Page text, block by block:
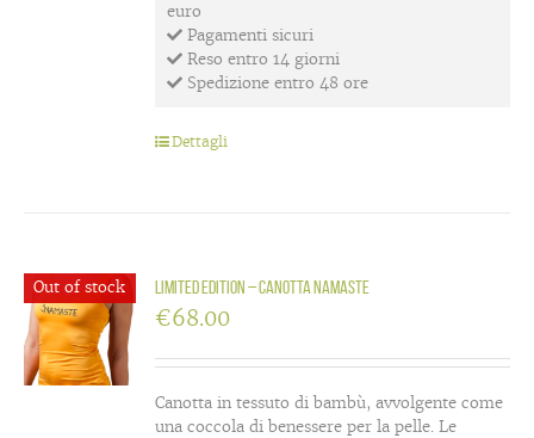
euro
Pagamenti sicuri
Reso entro 14 giorni
Spedizione entro 48 ore
Dettagli
Out of stock LIMITED EDITION – canotta Namaste
€68.00
Canotta in tessuto di bambù, avvolgente come
una coccola di benessere per la pelle. Le